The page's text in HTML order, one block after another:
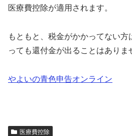
医療費控除が適用されます。
もともと、税金がかかってない
っても還付金が出ることはありま
やよいの青色申告オンライン
医療費控除